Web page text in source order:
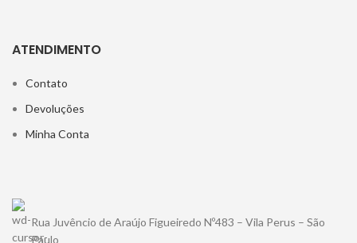
ATENDIMENTO
Contato
Devoluções
Minha Conta
Rua Juvêncio de Araújo Figueiredo Nº483 – Vila Perus – São
Paulo